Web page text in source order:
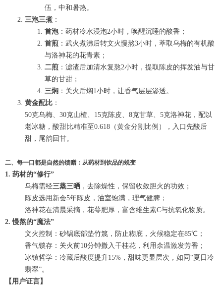
伍，中和暑热。
三泡三煮 ：
首泡：药材冷水浸泡2小时，唤醒沉睡的酸香；
首煎 ：武火煮沸后转文火慢熬3小时，萃取乌梅的有机酸
与洛神花的花青素；
二煎 ：滤渣后加清水复熬2小时，提取陈皮的挥发油与甘
草的甘甜；
三焖 ：关火后焖1小时，让香气层层渗透。
黄金配比 ：
50克乌梅、30克山楂、15克陈皮、8克甘草、5克洛神花，配以
老冰糖，酸甜比精准至0.618（黄金分割比例），入口先酸后
甜，尾韵回甘。
二、每一口都是自然的馈赠：从药材到饮品的蜕变
1. 药材的“修行”
乌梅需经三蒸三晒 ，去除燥性，保留收敛胆火的功效；
陈皮选用新会5年陈皮，油室饱满，理气健脾；
洛神花在清晨采摘，花萼肥厚，富含维生素C与抗氧化物质。
2. 慢熬的“魔法”
文火控制：砂锅底部垫竹篾，防止糊底，火候稳定在85℃；
香气锁存：关火前10分钟撒入干桂花，利用余温激发芳香；
冰镇哲学：冷藏后酸度提升15%，甜味更显层次，如同“夏日冷
翡翠”。
【用户证言】